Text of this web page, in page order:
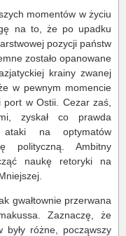
momentów w życiu
na to, że po upadku
pozycji państw
zostało opanowane
krainy zwanej
w pewnym momencie
w Ostii. Cezar zaś,
zyskał co prawda
na optymatów
polityczną. Ambitny
naukę retoryki na
gwałtownie przerwana
Zaznaczę, że
były różne, począwszy